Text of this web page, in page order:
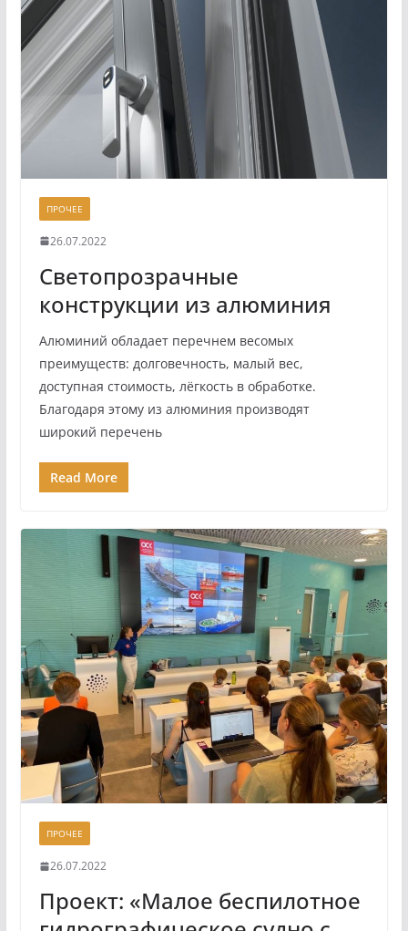
ПРОЧЕЕ
26.07.2022
Светопрозрачные
конструкции из алюминия
Алюминий обладает перечнем весомых
преимуществ: долговечность, малый вес,
доступная стоимость, лёгкость в обработке.
Благодаря этому из алюминия производят
широкий перечень
Read More
ПРОЧЕЕ
26.07.2022
Проект: «Малое беспилотное